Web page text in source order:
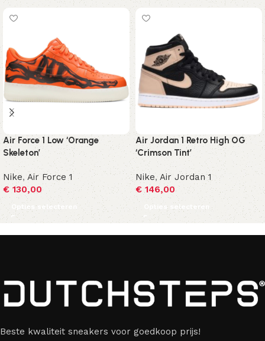
Air Force 1 Low ‘Orange
Skeleton’
Nike, Air Force 1
€ 130,00
Opties selecteren
Air Jordan 1 Retro High OG
‘Crimson Tint’
Nike,Air Jordan 1
€ 146,00
Opties selecteren
Beste kwaliteit sneakers voor goedkoop prijs!